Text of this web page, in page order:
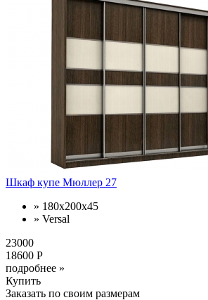
Шкаф купе Мюллер 27
» 180х200х45
» Versal
23000
18600 Р
подробнее »
Купить
Заказать по своим размерам